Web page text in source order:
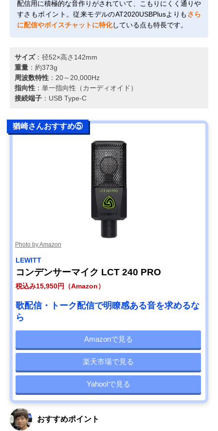
配信用に積極的な音作りがされていて、こもりにくく通りや
すさもポイント。従来モデルのAT2020USBPlusよりも さら
に配信やボイスチャットに特化している点も特長です。
サイズ：径52×高さ142mm
重量 ：約373g
周波数特性 ：20～20,000Hz
指向性 ：単一指向性（カーディオイド）
接続端子 ：USB Type-C
猶崎さんおすすめ⑤
Photo by Amazon
LEWITT
コンデンサーマイク LCT 240 PRO
税込み15,950円（Amazon）
歌配信・トーク配信で明瞭感ある音を求めるな
ら
Amazonで見る
楽天市場で見る
Yahoo!で見る
おすすめポイント